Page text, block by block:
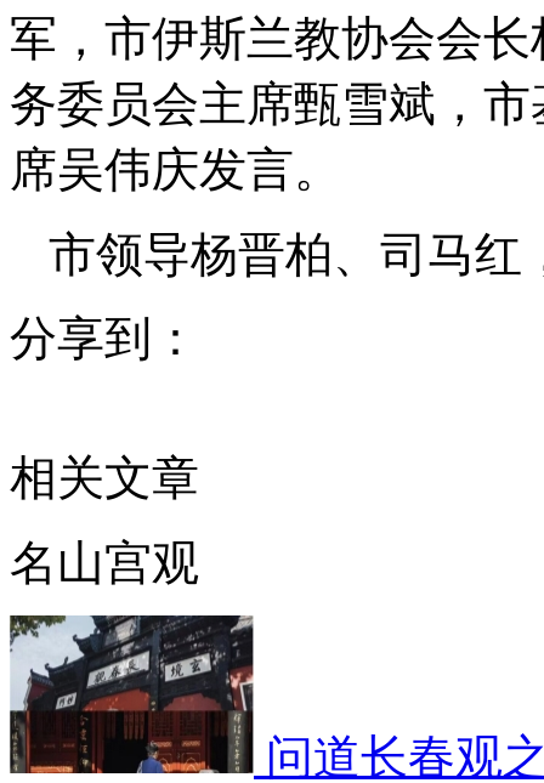
军，市伊斯兰教协会会
务委员会主席甄雪斌，
席吴伟庆发言。
市领导杨晋柏、司马红
分享到：
相关文章
名山宫观
问道长春观